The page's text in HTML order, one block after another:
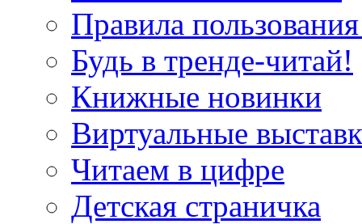
Правила
Будь в тренде-читай!
Книжные новинки
Виртуальные
Читаем в цифре
Детская страничка